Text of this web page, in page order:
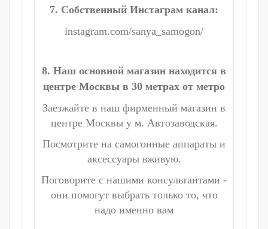
7. Собственный Инстаграм канал:
instagram.com/sanya_samogon/
8. Наш основной магазин находится в
центре Москвы в 30 метрах от метро
Заезжайте в наш фирменный магазин в
центре Москвы у м. Автозаводская.
Посмотрите на самогонные аппараты и
аксессуары вживую.
Поговорите с нашими консультантами -
они помогут выбрать только то, что
надо именно вам